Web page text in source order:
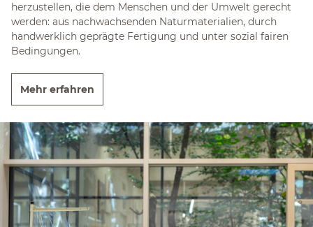
herzustellen, die dem Menschen und der Umwelt gerecht
werden: aus nachwachsenden Naturmaterialien, durch
handwerklich geprägte Fertigung und unter sozial fairen
Bedingungen.
Mehr erfahren